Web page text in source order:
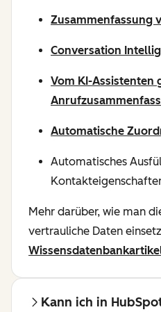
Zusammenfassung
Conversation
Vom KI-Assistenten
Automatische
Automatisches
Mehr darüber, wie man
vertrauliche Daten
Kann ich in